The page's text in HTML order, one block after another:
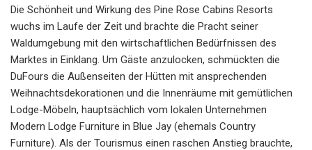
Die Schönheit und Wirkung des Pine Rose Cabins Resorts
wuchs im Laufe der Zeit und brachte die Pracht seiner
Waldumgebung mit den wirtschaftlichen Bedürfnissen des
Marktes in Einklang. Um Gäste anzulocken, schmückten die
DuFours die Außenseiten der Hütten mit ansprechenden
Weihnachtsdekorationen und die Innenräume mit gemütlichen
Lodge-Möbeln, hauptsächlich vom lokalen Unternehmen
Modern Lodge Furniture in Blue Jay (ehemals Country
Furniture). Als der Tourismus einen raschen Anstieg brauchte,